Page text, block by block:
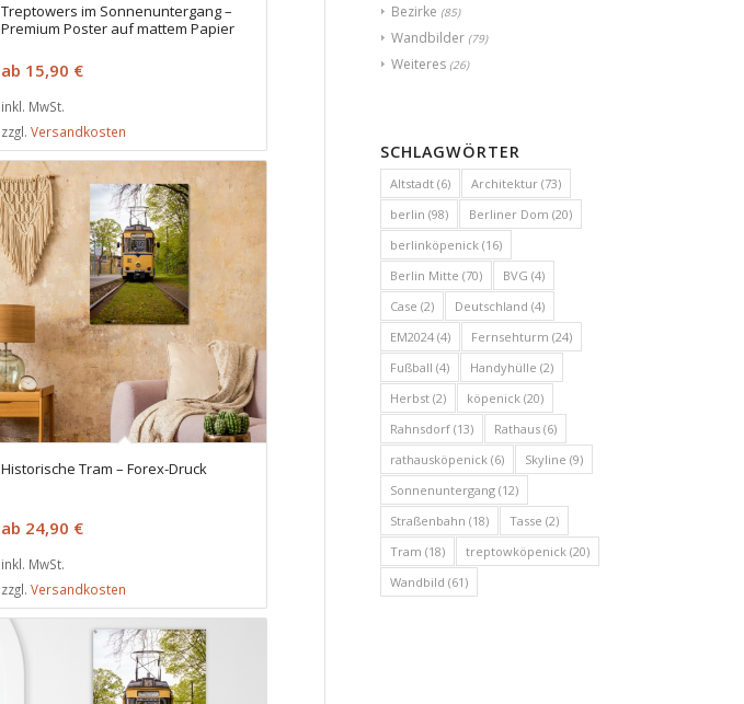
Treptowers im Sonnenuntergang –
Premium Poster auf mattem Papier
ab 15,90 €
inkl. MwSt.
zzgl. Versandkosten
Historische Tram – Forex-Druck
ab 24,90 €
inkl. MwSt.
zzgl. Versandkosten
Bezirke (85)
Wandbilder (79)
Weiteres (26)
SCHLAGWÖRTER
Altstadt(6) Architektur(73)
berlin (98) Berliner Dom (20)
berlinköpenick(16)
Berlin Mitte (70) BVG (4)
Case (2) Deutschland (4)
EM2024(4) Fernsehturm (24)
Fußball (4) Handyhülle (2)
Herbst(2) köpenick(20)
Rahnsdorf(13) Rathaus(6)
rathausköpenick(6) Skyline (9)
Sonnenuntergang(12)
Straßenbahn (18) Tasse (2)
Tram (18) treptowköpenick(20)
Wandbild (61)